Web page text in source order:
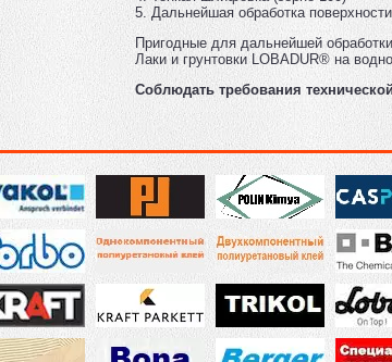
5. Дальнейшая обработка поверхности
Пригодные для дальнейшей
Лаки и грунтовки LOBADUR® на
Соблюдать требования